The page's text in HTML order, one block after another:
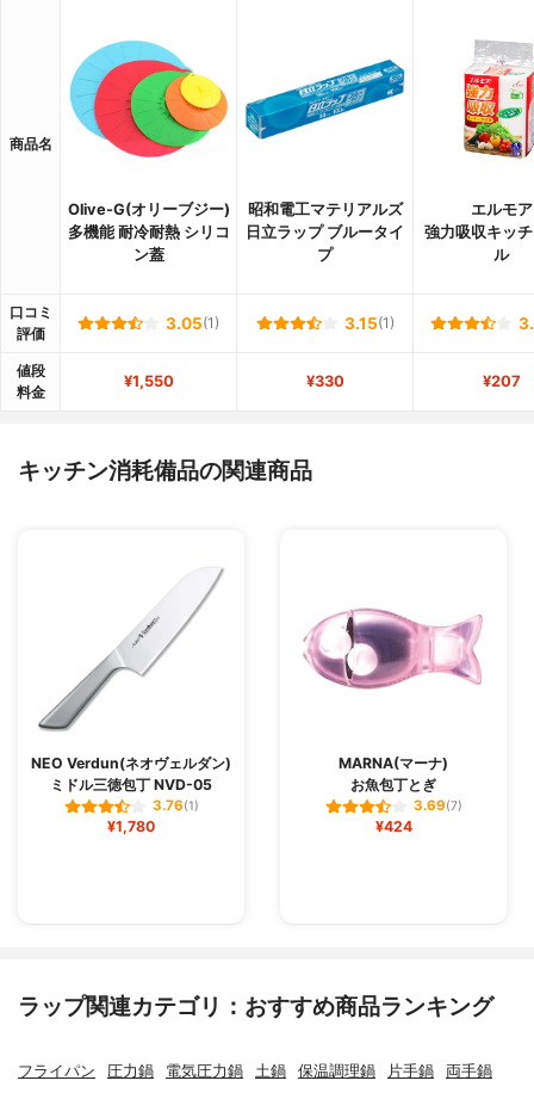
商品名
Olive-G(オリーブジー)
多機能 耐冷耐熱 シリコ
ン蓋
昭和電工マテリアルズ
日立ラップ ブルータイ
プ
エルモア
強力吸収キッ
ル
口コミ
評価
3.05(1) 3.15(1)
値段
料金
¥1,550 ¥330 ¥207
キッチン消耗備品の関連商品
NEO Verdun(ネオヴェルダン)
ミドル三徳包丁 NVD-05
3.76(1)
¥1,780
MARNA(マーナ)
お魚包丁とぎ
3.69(7)
¥424
ラップ関連カテゴリ：おすすめ商品ランキング
フライパン 圧力鍋 電気圧力鍋 土鍋 保温調理鍋 片手鍋 両手鍋